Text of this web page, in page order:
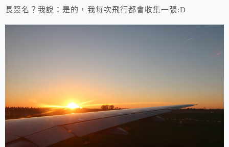
長簽名？我說：是的，我每次飛行都會收集一張:D